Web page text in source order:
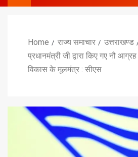
Home राज्य समाचार
उत्तराखण्ड
प्रधानमंत्री जी द्वारा किए गए नौ
विकास के मूलमंत्र : सीएस